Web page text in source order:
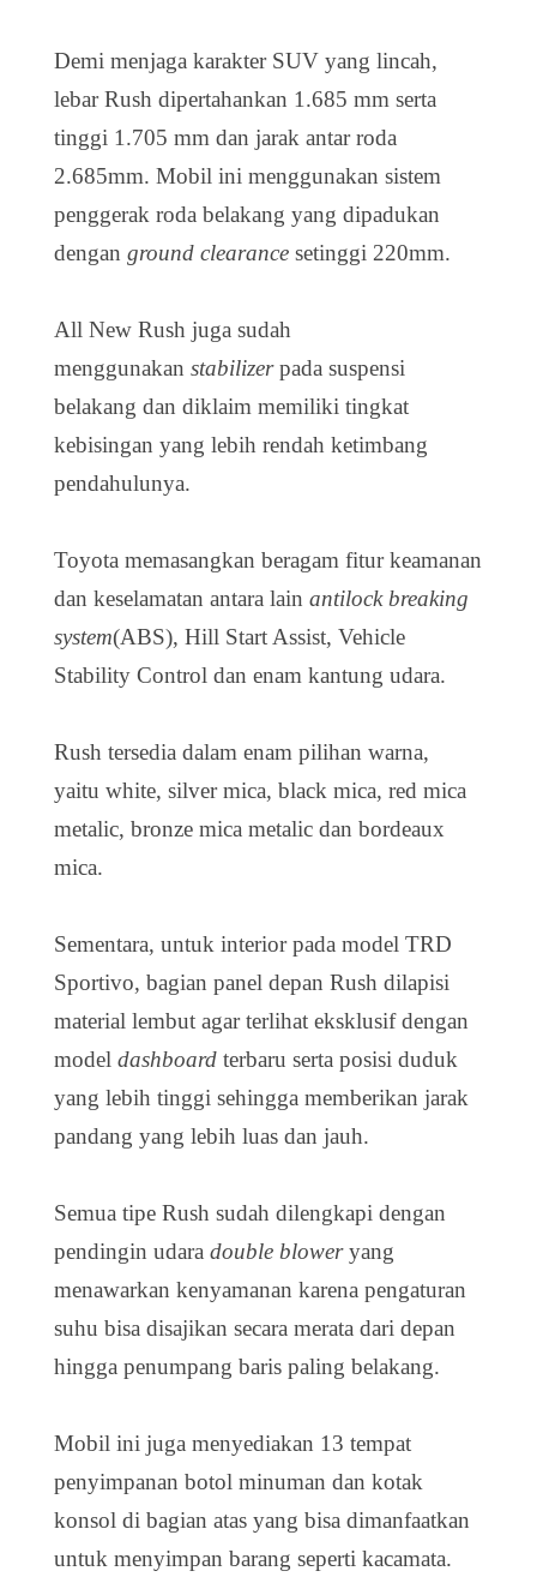
Demi menjaga karakter SUV yang lincah,
lebar Rush dipertahankan 1.685 mm serta
tinggi 1.705 mm dan jarak antar roda
2.685mm. Mobil ini menggunakan sistem
penggerak roda belakang yang dipadukan
dengan ground clearance setinggi 220mm.
All New Rush juga sudah
menggunakan stabilizerpada suspensi
belakang dan diklaim memiliki tingkat
kebisingan yang lebih rendah ketimbang
pendahulunya.
Toyota memasangkan beragam fitur keamanan
dan keselamatan antara lain antilock breaking
system(ABS), Hill Start Assist, Vehicle
Stability Control dan enam kantung udara.
Rush tersedia dalam enam pilihan warna,
yaitu white, silver mica, black mica, red mica
metalic, bronze mica metalic dan bordeaux
mica.
Sementara, untuk interior pada model TRD
Sportivo, bagian panel depan Rush dilapisi
material lembut agar terlihat eksklusif dengan
model dashboard terbaru serta posisi duduk
yang lebih tinggi sehingga memberikan jarak
pandang yang lebih luas dan jauh.
Semua tipe Rush sudah dilengkapi dengan
pendingin udara double bloweryang
menawarkan kenyamanan karena pengaturan
suhu bisa disajikan secara merata dari depan
hingga penumpang baris paling belakang.
Mobil ini juga menyediakan 13 tempat
penyimpanan botol minuman dan kotak
konsol di bagian atas yang bisa dimanfaatkan
untuk menyimpan barang seperti kacamata.